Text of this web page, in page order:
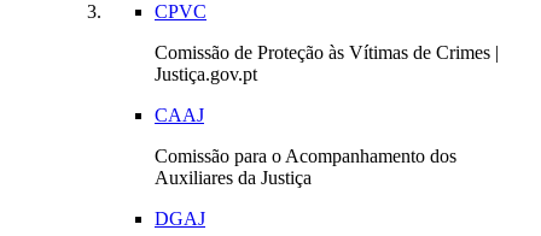
CPVC
Comissão de Proteção às Vítimas de Crimes |
Justiça.gov.pt
CAAJ
Comissão para o Acompanhamento dos
Auxiliares da Justiça
DGAJ